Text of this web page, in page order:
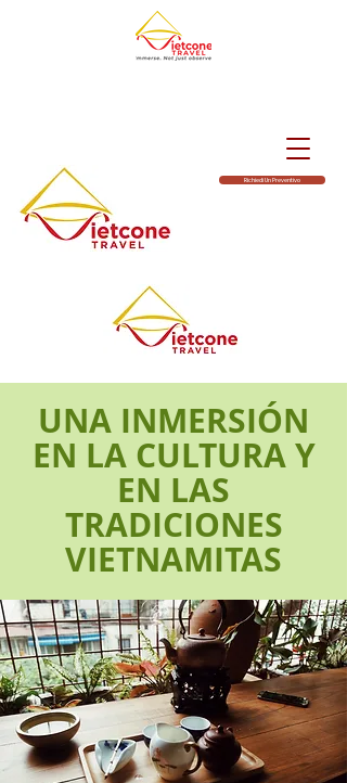
Richiedi Un Preventivo
UNA INMERSIÓN
EN LA CULTURA Y
EN LAS
TRADICIONES
VIETNAMITAS